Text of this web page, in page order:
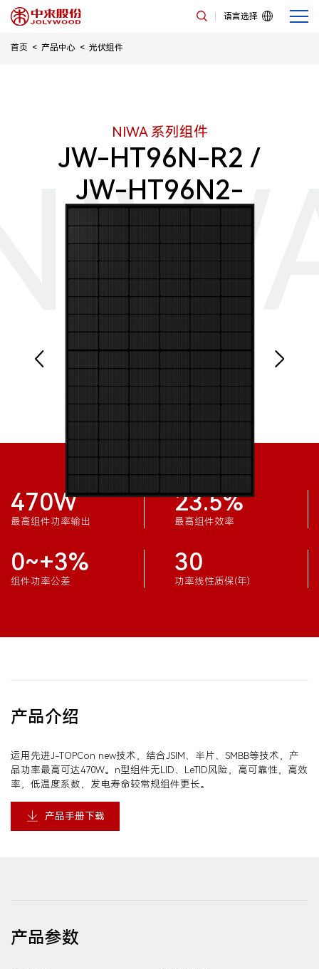
语言选择
首页 产品中心 光伏组件
NIWA 系列组件
JW-HT96N-R2 /
JW-HT96N2-
R2（单玻）
470W
最高组件功率输出
23.5%
最高组件效率
0~+3%
组件功率公差
30
功率线性质保(年)
产品介绍
运用先进J-TOPCon new技术，结合JSIM、半片、SMBB等技术，产
品功率最高可达470W。n型组件无LID、LeTID风险，高可靠性，高效
率，低温度系数，发电寿命较常规组件更长。
产品手册下载
产品参数